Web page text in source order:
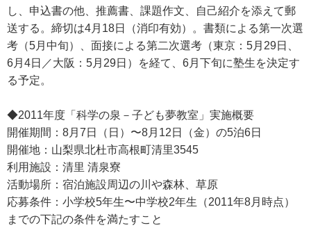
し、申込書の他、推薦書、課題作文、自己紹介を添えて郵
送する。締切は4月18日（消印有効）。書類による第一次選
考（5月中旬）、面接による第二次選考（東京：5月29日、
6月4日／大阪：5月29日）を経て、6月下旬に塾生を決定す
る予定。
◆2011年度「科学の泉－子ども夢教室」実施概要
開催期間：8月7日（日）〜8月12日（金）の5泊6日
開催地：山梨県北杜市高根町清里3545
利用施設：清里 清泉寮
活動場所：宿泊施設周辺の川や森林、草原
応募条件：小学校5年生〜中学校2年生（2011年8月時点）
までの下記の条件を満たすこと